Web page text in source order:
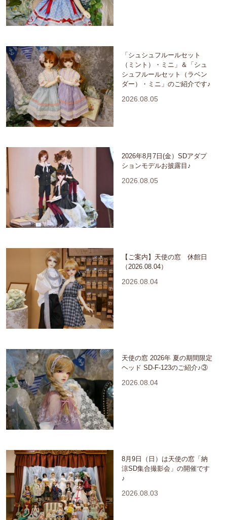
「シュシュフルールセット
（ミント）・ミニ」＆「シュ
シュフルールセット（ラベン
ダー）・ミニ」のご紹介です♪
2026.08.05
2026年8月7日(金）SDアダプ
ションモデルお披露目♪
2026.08.05
【ご案内】天使の窓 休館日
（2026.08.04）
2026.08.04
天使の窓 2026年 夏の期間限定
ヘッド SD-F-123のご紹介♪③
2026.08.04
8月9日（日）は天使の窓「納
涼SD集合撮影会」の開催です
♪
2026.08.03